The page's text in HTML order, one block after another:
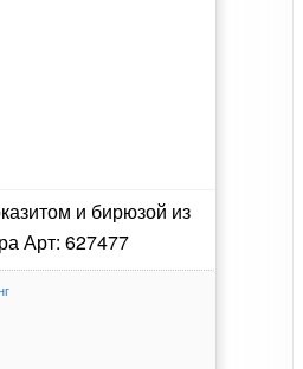
и бирюзой из
Арт: 627477